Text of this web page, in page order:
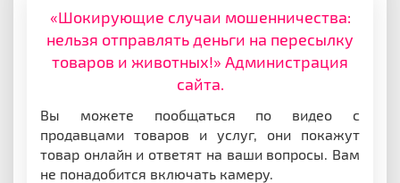
«Шокирующие случаи мошенничества:
нельзя отправлять деньги на пересылку
товаров и животных!» Администрация
сайта.
Вы можете пообщаться по видео с
продавцами товаров и услуг, они покажут
товар онлайн и ответят на ваши вопросы. Вам
не понадобится включать камеру.